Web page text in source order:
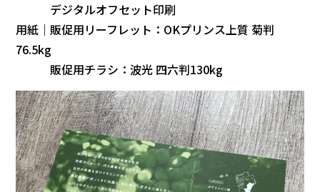
デジタルオフセット印刷
用紙｜販促用リーフレット：OKプリンス上質 菊判
76.5kg
販促用チラシ：波光 四六判130kg